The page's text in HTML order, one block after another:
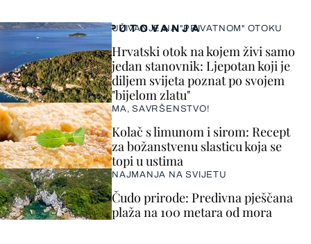
PUTOVANJA
UŽIVANJE NA "PRIVATNOM" OTOKU
Hrvatski otok na kojem živi samo
jedan stanovnik: Ljepotan koji je
diljem svijeta poznat po svojem
"bijelom zlatu"
MA, SAVRŠENSTVO!
Kolač s limunom i sirom: Recept
za božanstvenu slasticu koja se
topi u ustima
NAJMANJA NA SVIJETU
Čudo prirode: Predivna pješčana
plaža na 100 metara od mora